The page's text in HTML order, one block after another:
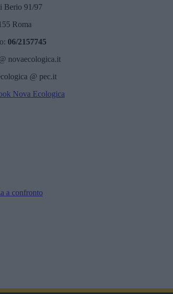
Berio 91/97
Roma
06/2157745
novaecologica.it
@ pec.it
Nova Ecologica
a confronto